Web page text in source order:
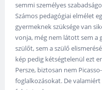
semmi személyes
Számos pedagógiai elmélet
gyermeknek szüksége van
vonja, még nem látott sem a
szülőt, sem a szülő
kép pedig kétségtelenül ezt
Persze, biztosan nem
foglalkozásokat. De